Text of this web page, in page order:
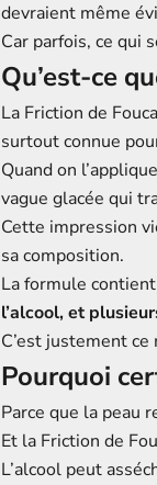
devraient même
Car parfois, ce qui
Qu’est-ce
La Friction de
surtout connue
Quand on
vague glacée qui
Cette impression
sa composition.
La formule
l’alcool, et
C’est justement
Pourquoi
Parce que la peau
Et la Friction de
L’alcool peut